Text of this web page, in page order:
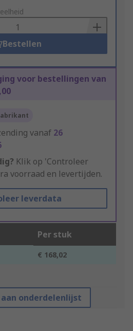
Bestellen
voor bestellingen van
vanaf 26
Klik op 'Controleer
voorraad en levertijden.
leverdata
Per stuk
€ 168,02
onderdelenlijst